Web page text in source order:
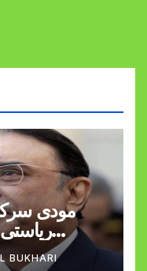
مودی
BUKHARI